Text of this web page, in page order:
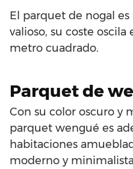
El parquet de nogal
valioso, su coste
metro cuadrado.
Parquet de
Con su color oscuro y
parquet wengué es
habitaciones
moderno y